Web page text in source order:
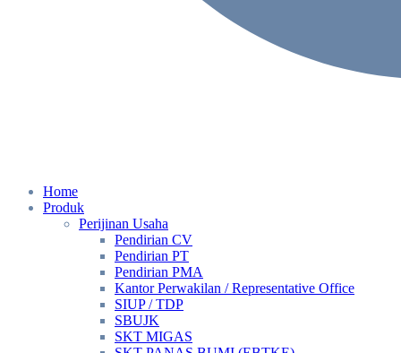
Home
Produk
Perijinan Usaha
Pendirian CV
Pendirian PT
Pendirian PMA
Kantor Perwakilan / Representative Office
SIUP / TDP
SBUJK
SKT MIGAS